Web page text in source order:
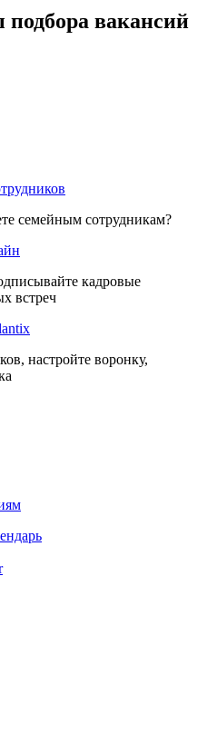
вакансий
семейным сотрудникам?
кадровые
встреч
настройте воронку,